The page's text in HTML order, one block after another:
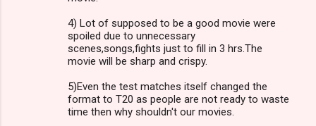
4) Lot of supposed to be a good movie were
spoiled due to unnecessary
scenes,songs,fights just to fill in 3 hrs.The
movie will be sharp and crispy.
5)Even the test matches itself changed the
format to T20 as people are not ready to waste
time then why shouldn't our movies.